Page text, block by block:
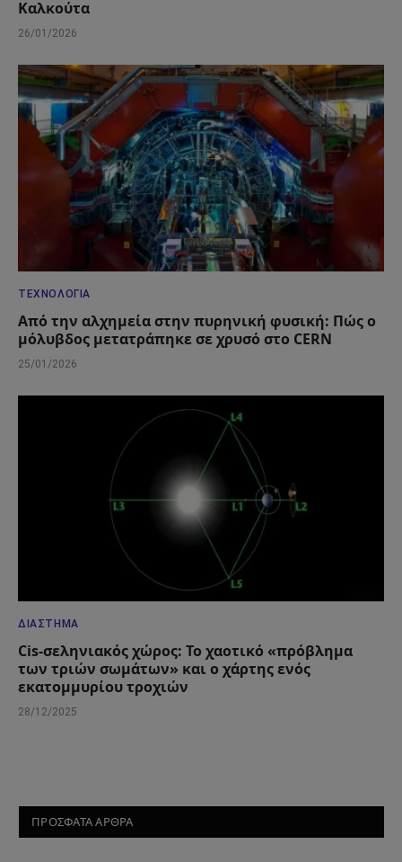
Καλκούτα
26/01/2026
ΤΕΧΝΟΛΟΓΊΑ
Από την αλχημεία στην πυρηνική φυσική: Πώς ο
μόλυβδος μετατράπηκε σε χρυσό στο CERN
25/01/2026
ΔΙΆΣΤΗΜΑ
Cis-σεληνιακός χώρος: Το χαοτικό «πρόβλημα
των τριών σωμάτων» και ο χάρτης ενός
εκατομμυρίου τροχιών
28/12/2025
ΠΡΟΣΦΑΤΑ ΑΡΘΡΑ